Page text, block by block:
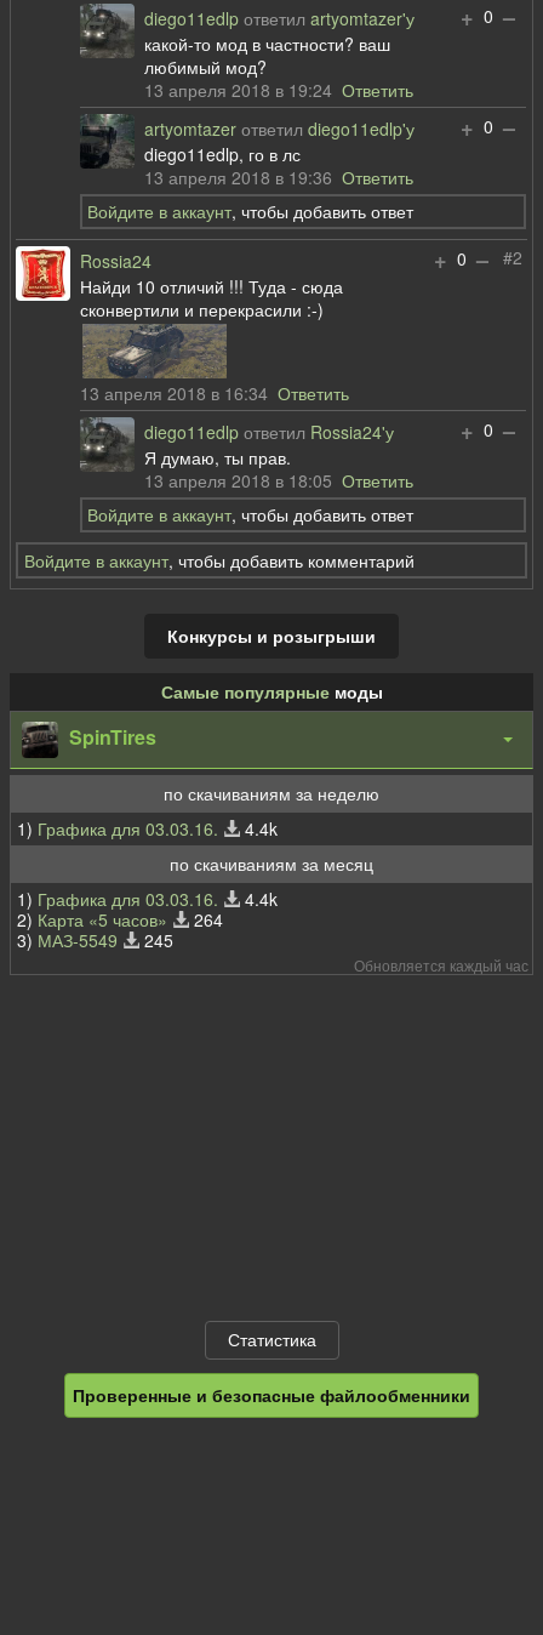
+ 0 –
diego11edlp ответилartyomtazer'у
какой-то мод в частности? ваш
любимый мод?
13 апреля 2018 в 19:24Ответить
+ 0 –
artyomtazer ответилdiego11edlp'у
diego11edlp, го в лс
13 апреля 2018 в 19:36Ответить
Войдите в аккаунт, чтобы добавить ответ
#2
+ 0 –
Rossia24
Найди 10 отличий !!! Туда - сюда
сконвертили и перекрасили :-)
13 апреля 2018 в 16:34Ответить
+ 0 –
diego11edlp ответил Rossia24'у
Я думаю, ты прав.
13 апреля 2018 в 18:05Ответить
Войдите в аккаунт, чтобы добавить ответ
Войдите в аккаунт, чтобы добавить комментарий
Конкурсы и розыгрыши
Самые популярныемоды
SpinTires
по скачиваниям за неделю
1) Графика для 03.03.16.
4.4k
по скачиваниям за месяц
1) Графика для 03.03.16.
4.4k
2) Карта «5 часов»
264
3) МАЗ-5549 245
Обновляется каждый час
Статистика
Проверенные и безопасные файлообменники